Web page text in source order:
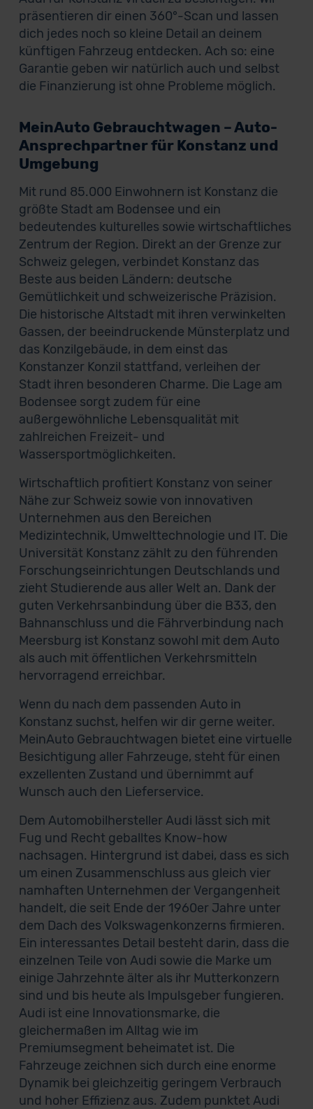
präsentieren dir einen 360°-Scan und lassen
dich jedes noch so kleine Detail an deinem
künftigen Fahrzeug entdecken. Ach so: eine
Garantie geben wir natürlich auch und selbst
die Finanzierung ist ohne Probleme möglich.
MeinAuto Gebrauchtwagen – Auto-
Ansprechpartner für Konstanz und
Umgebung
Mit rund 85.000 Einwohnern ist Konstanz die
größte Stadt am Bodensee und ein
bedeutendes kulturelles sowie wirtschaftliches
Zentrum der Region. Direkt an der Grenze zur
Schweiz gelegen, verbindet Konstanz das
Beste aus beiden Ländern: deutsche
Gemütlichkeit und schweizerische Präzision.
Die historische Altstadt mit ihren verwinkelten
Gassen, der beeindruckende Münsterplatz und
das Konzilgebäude, in dem einst das
Konstanzer Konzil stattfand, verleihen der
Stadt ihren besonderen Charme. Die Lage am
Bodensee sorgt zudem für eine
außergewöhnliche Lebensqualität mit
zahlreichen Freizeit- und
Wassersportmöglichkeiten.
Wirtschaftlich profitiert Konstanz von seiner
Nähe zur Schweiz sowie von innovativen
Unternehmen aus den Bereichen
Medizintechnik, Umwelttechnologie und IT. Die
Universität Konstanz zählt zu den führenden
Forschungseinrichtungen Deutschlands und
zieht Studierende aus aller Welt an. Dank der
guten Verkehrsanbindung über die B33, den
Bahnanschluss und die Fährverbindung nach
Meersburg ist Konstanz sowohl mit dem Auto
als auch mit öffentlichen Verkehrsmitteln
hervorragend erreichbar.
Wenn du nach dem passenden Auto in
Konstanz suchst, helfen wir dir gerne weiter.
MeinAuto Gebrauchtwagen bietet eine virtuelle
Besichtigung aller Fahrzeuge, steht für einen
exzellenten Zustand und übernimmt auf
Wunsch auch den Lieferservice.
Dem Automobilhersteller Audi lässt sich mit
Fug und Recht geballtes Know-how
nachsagen. Hintergrund ist dabei, dass es sich
um einen Zusammenschluss aus gleich vier
namhaften Unternehmen der Vergangenheit
handelt, die seit Ende der 1960er Jahre unter
dem Dach des Volkswagenkonzerns firmieren.
Ein interessantes Detail besteht darin, dass die
einzelnen Teile von Audi sowie die Marke um
einige Jahrzehnte älter als ihr Mutterkonzern
sind und bis heute als Impulsgeber fungieren.
Audi ist eine Innovationsmarke, die
gleichermaßen im Alltag wie im
Premiumsegment beheimatet ist. Die
Fahrzeuge zeichnen sich durch eine enorme
Dynamik bei gleichzeitig geringem Verbrauch
und hoher Effizienz aus. Zudem punktet Audi